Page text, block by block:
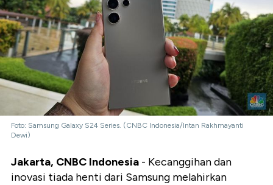
Foto: Samsung Galaxy S24 Series. (CNBC Indonesia/Intan Rakhmayanti
Dewi)
Jakarta, CNBC Indonesia - Kecanggihan dan
inovasi tiada henti dari Samsung melahirkan